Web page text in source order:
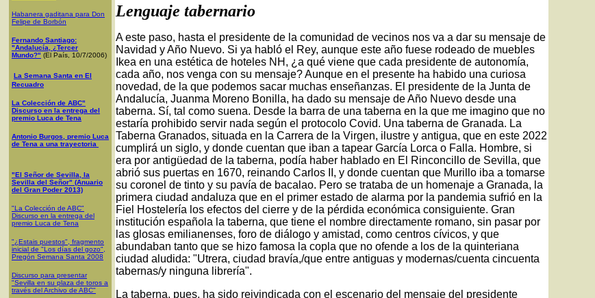
Habanera gaditana para Don
Felipe de Borbón
Fernando Santiago:
"Andalucía, ¿Tercer
Mundo?" (El País, 10/7/2006)
La Semana Santa en El
Recuadro
La Colección de ABC"
Discurso en la entrega del
premio Luca de Tena
Antonio Burgos, premio Luca
de Tena a una trayectoria
"El Señor de Sevilla, la
Sevilla del Señor" (Anuario
del Gran Poder 2013)
"La Colección de ABC"
Discurso en la entrega del
premio Luca de Tena
"¿Estais puestos", fragmento
inicial de "Los días del gozo",
Pregón Semana Santa 2008
Discurso para presentar
"Sevilla en su plaza de toros a
través del Archivo de ABC"
Lenguaje tabernario
A este paso, hasta el presidente de la comunidad de vecinos nos va a dar su mensaje de
Navidad y Año Nuevo. Si ya habló el Rey, aunque este año fuese rodeado de muebles
Ikea en una estética de hoteles NH, ¿a qué viene que cada presidente de autonomía,
cada año, nos venga con su mensaje? Aunque en el presente ha habido una curiosa
novedad, de la que podemos sacar muchas enseñanzas. El presidente de la Junta de
Andalucía, Juanma Moreno Bonilla, ha dado su mensaje de Año Nuevo desde una
taberna. Sí, tal como suena. Desde la barra de una taberna en la que me imagino que no
estaría prohibido servir nada según el protocolo Covid. Una taberna de Granada. La
Taberna Granados, situada en la Carrera de la Virgen, ilustre y antigua, que en este 2022
cumplirá un siglo, y donde cuentan que iban a tapear García Lorca o Falla. Hombre, si
era por antigüedad de la taberna, podía haber hablado en El Rinconcillo de Sevilla, que
abrió sus puertas en 1670, reinando Carlos II, y donde cuentan que Murillo iba a tomarse
su coronel de tinto y su pavía de bacalao. Pero se trataba de un homenaje a Granada, la
primera ciudad andaluza que en el primer estado de alarma por la pandemia sufrió en la
Fiel Hostelería los efectos del cierre y de la pérdida económica consiguiente. Gran
institución española la taberna, que tiene el nombre directamente romano, sin pasar por
las glosas emilianenses, foro de diálogo y amistad, como centros cívicos, y que
abundaban tanto que se hizo famosa la copla que no ofende a los de la quinteriana
ciudad aludida: "Utrera, ciudad bravía,/que entre antiguas y modernas/cuenta cincuenta
tabernas/y ninguna librería".
La taberna, pues, ha sido reivindicada con el escenario del mensaje del presidente